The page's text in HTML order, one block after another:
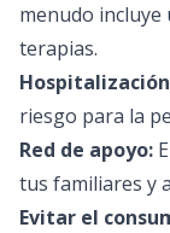
menudo incluye
terapias.
Hospitalización
riesgo para la
Red de apoyo:
tus familiares y
Evitar el